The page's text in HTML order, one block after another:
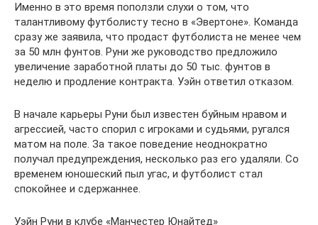
Именно в это время поползли слухи о том, что
талантливому футболисту тесно в «Эвертоне». Команда
сразу же заявила, что продаст футболиста не менее чем
за 50 млн фунтов. Руни же руководство предложило
увеличение заработной платы до 50 тыс. фунтов в
неделю и продление контракта. Уэйн ответил отказом.
В начале карьеры Руни был известен буйным нравом и
агрессией, часто спорил с игроками и судьями, ругался
матом на поле. За такое поведение неоднократно
получал предупреждения, несколько раз его удаляли. Со
временем юношеский пыл угас, и футболист стал
спокойнее и сдержаннее.
Уэйн Руни в клубе «Манчестер Юнайтед»